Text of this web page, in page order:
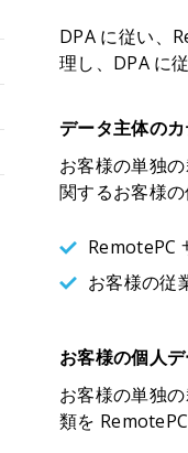
DPA に従い、
理し、DPA に
データ主体のカ
お客様の単独
関するお客様
RemotePC
お客様の従
お客様の個人
お客様の単独
類を